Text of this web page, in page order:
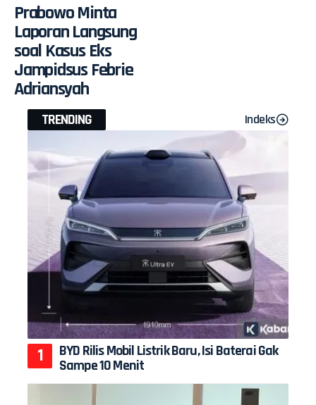
Prabowo Minta
Laporan Langsung
soal Kasus Eks
Jampidsus Febrie
Adriansyah
TRENDING Indeks
BYD Rilis Mobil Listrik Baru, Isi Baterai Gak
Sampe 10 Menit